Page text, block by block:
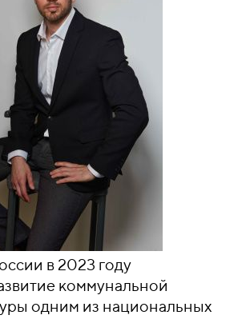
в 2023 году
коммунальной
одним из национальных